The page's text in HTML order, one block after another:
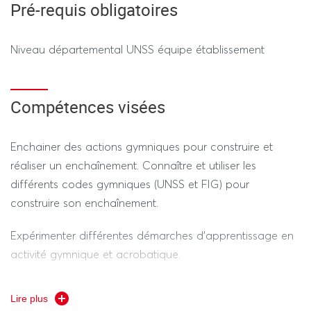
REGIME DEROGATOIRE(selon le calendrier des épreuves
dérogatoires)
Théorique 50% (DST) : Dossier sur les principes
Pratique 50% : Enchaînement au sol
Durée de l’ensemble des épreuves hors tiers temps 3h
maxi
REGIME STANDARD / REGIME DEROGATOIRE
50% théorique : DST Durée de l’épreuve hors tiers temps
1 h maxi
Pré-requis obligatoires
Niveau départemental UNSS équipe établissement
Compétences visées
Enchainer des actions gymniques pour construire et
réaliser un enchaînement. Connaître et utiliser les
différents codes gymniques (UNSS et FIG) pour
construire son enchaînement.
Expérimenter différentes démarches d’apprentissage en
activité gymnique et acrobatique.
thématiques inhérentes aux activités gymniques ainsi
Lire plus